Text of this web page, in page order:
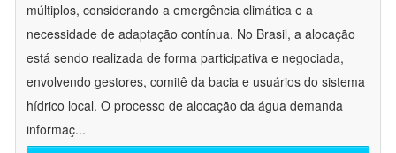
múltiplos, considerando a emergência climática e a
necessidade de adaptação contínua. No Brasil, a alocação
está sendo realizada de forma participativa e negociada,
envolvendo gestores, comitê da bacia e usuários do sistema
hídrico local. O processo de alocação da água demanda
informaç...